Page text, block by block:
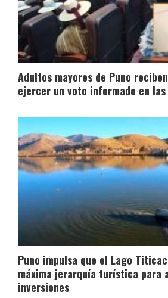
Adultos mayores de Puno
ejercer un voto informado en
Puno impulsa que el Lago
máxima jerarquía turística para
inversiones